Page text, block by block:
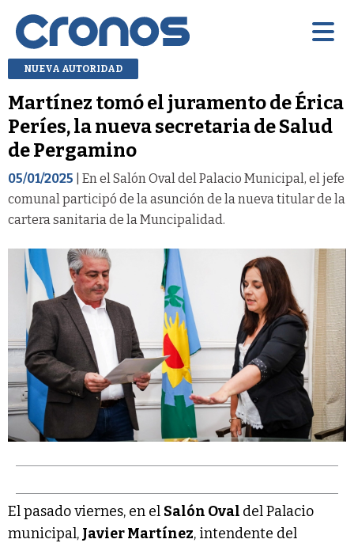
NUEVA AUTORIDAD
Martínez tomó el juramento de Érica
Períes, la nueva secretaria de Salud
de Pergamino
05/01/2025 | En el Salón Oval del Palacio Municipal, el jefe
comunal participó de la asunción de la nueva titular de la
cartera sanitaria de la Muncipalidad.
El pasado viernes, en el Salón Oval del Palacio
municipal, Javier Martínez, intendente del